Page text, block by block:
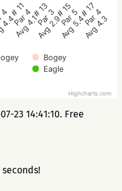
Bogey
Eagle
# 11
Par 4
Avg 4.1
# 13
Par 3
Avg 2.9
# 15
Par 5
Avg 5.4
# 17
Par 4
Avg 4.3
Highcharts.com
23 14:41:10. Free